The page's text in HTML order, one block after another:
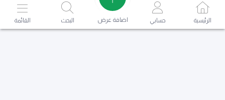
الرئيسية حسابي اضافة عرض البحث القائمة